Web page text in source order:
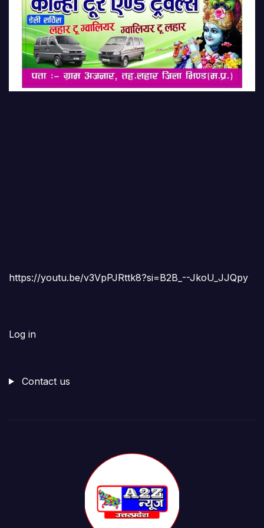
https://youtu.be/v3VpPJRttk8?si=B2B_--JkoU_JJQpy
Log in
Contact us